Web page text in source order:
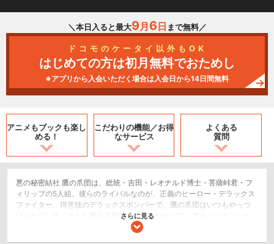
＼本日入ると最大9月 6日 まで無料／
ドコモのケータイ以外もOK
はじめての方は初月無料でおためし
※アプリから入会いただく場合は入会日から14日間無料
アニメもブックも楽し
める！
こだわりの機能／お得
なサービス
よくある
質問
悪の秘密結社 鷹の爪団は、総統・吉田・レオナルド博士・菩薩峠君・フ
ィリップの5人組。彼らのライバルなのが、正義のヒーロー・デラックス
ファイター。得意技のデラックスボンバーで、鷹の爪団はいつもやっつ
けられている。そんな鷹の爪団は、おカネがなくて、アルバイトにいそ
がしい毎日だけど、夢は大きく世界征服！その夢のために、NHK E テレ
さらに見る